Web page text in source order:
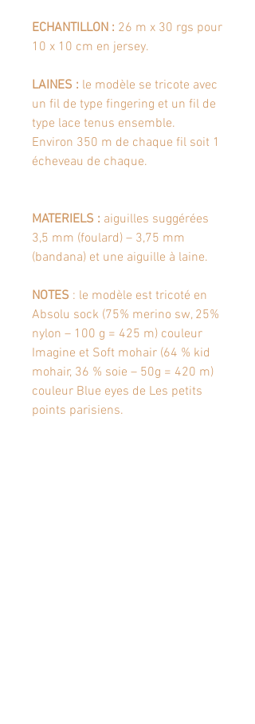
ECHANTILLON : 26 m x 30 rgs pour
10 x 10 cm en jersey.
LAINES : le modèle se tricote avec
un fil de type fingering et un fil de
type lace tenus ensemble.
Environ 350 m de chaque fil soit 1
écheveau de chaque.
MATERIELS : aiguilles suggérées
3,5 mm (foulard) – 3,75 mm
(bandana) et une aiguille à laine.
NOTES : le modèle est tricoté en
Absolu sock (75% merino sw, 25%
nylon – 100 g = 425 m) couleur
Imagine et Soft mohair (64 % kid
mohair, 36 % soie – 50g = 420 m)
couleur Blue eyes de Les petits
points parisiens.